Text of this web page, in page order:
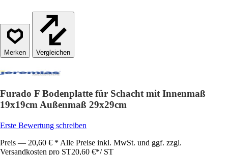
Vergleichen
Furado F Bodenplatte für Schacht mit Innenmaß
19x19cm Außenmaß 29x29cm
Erste Bewertung schreiben
Preis — 20,60 € * Alle Preise inkl. MwSt. und ggf. zzgl.
Versandkosten pro ST20,60 €*/ ST